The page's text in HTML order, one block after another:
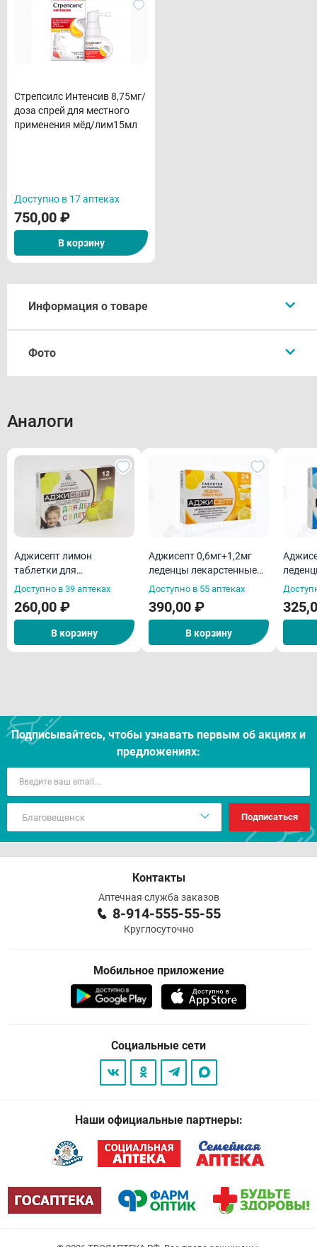
Стрепсилс Интенсив 8,75мг/
доза спрей для местного
применения мёд/лим15мл
Доступно в 17 аптеках
750,00 ₽
В корзину
Информация о товаре
Производитель:
Имеются противопоказания, необходима консультация
специалиста
Внешний вид товара может отличаться от фотографии на сайте
Фармакологическое действие
Показания
Передозировка
Противопоказания
грудью
Способ применения и дозы
Побочные действия
Лекарственное взаимодействие
Срок годности
Отпуск из аптек
Фото
Аналоги
Аджисепт лимон
таблетки для
рассасывания для детей
Доступно в 39 аптеках
260,00 ₽
В корзину
Аджисепт 0,6мг+1,2мг
леденцы лекарстенные
со вкусом и ароматом
Доступно в 55 аптеках
390,00 ₽
В корзину
со
Подписывайтесь, чтобы узнавать первым об акцияx и
предложениях:
Подписаться
Контакты
Аптечная служба заказов
8-914-555-55-55
Круглосуточно
Мобильное приложение
Социальные сети
Наши официальные партнеры: